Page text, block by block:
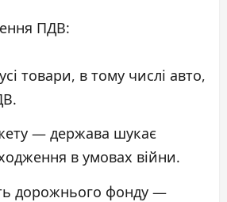
ПДВ:
товари, в тому числі авто,
— держава шукає
в умовах війни.
дорожнього фонду —